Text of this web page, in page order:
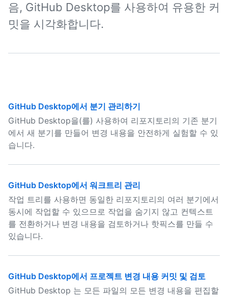
음, GitHub Desktop를 사용하여 유용한 커
밋을 시각화합니다.
GitHub Desktop에서 분기 관리하기
GitHub Desktop을(를) 사용하여 리포지토리의 기존 분기
에서 새 분기를 만들어 변경 내용을 안전하게 실험할 수 있
습니다.
GitHub Desktop에서 워크트리 관리
작업 트리를 사용하면 동일한 리포지토리의 여러 분기에서
동시에 작업할 수 있으므로 작업을 숨기지 않고 컨텍스트
를 전환하거나 변경 내용을 검토하거나 핫픽스를 만들 수
있습니다.
GitHub Desktop에서 프로젝트 변경 내용 커밋 및 검토
GitHub Desktop 는 모든 파일의 모든 변경 내용을 편집할